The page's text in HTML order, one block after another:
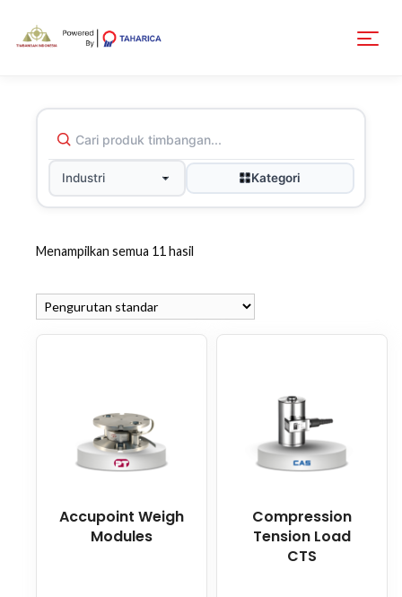
Industri Kategori
Menampilkan semua 11 hasil
Accupoint Weigh
Modules
Compression
Tension Load
CTS